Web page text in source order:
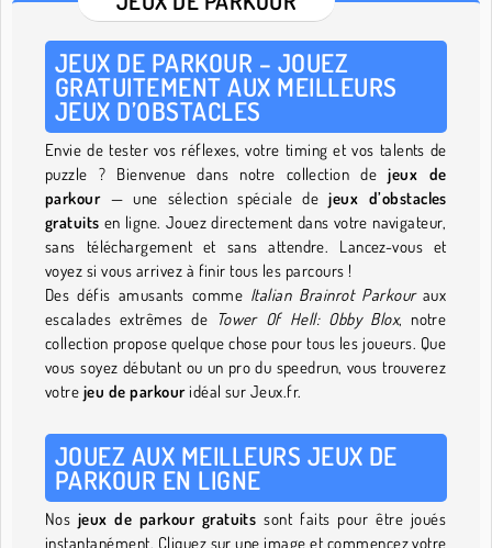
JEUX DE PARKOUR – JOUEZ
GRATUITEMENT AUX MEILLEURS
JEUX D’OBSTACLES
Envie de tester vos réflexes, votre timing et vos talents de
puzzle ? Bienvenue dans notre collection dejeux de
parkour— une sélection spéciale dejeux d’obstacles
gratuits en ligne. Jouez directement dans votre navigateur,
sans téléchargement et sans attendre. Lancez-vous et
voyez si vous arrivez à finir tous les parcours !
Des défis amusants comme Italian Brainrot Parkouraux
escalades extrêmes de Tower Of Hell: Obby Blox, notre
collection propose quelque chose pour tous les joueurs. Que
vous soyez débutant ou un pro du speedrun, vous trouverez
votre jeu de parkouridéal sur Jeux.fr.
JOUEZ AUX MEILLEURS JEUX DE
PARKOUR EN LIGNE
Nos jeux de parkour gratuits sont faits pour être joués
instantanément. Cliquez sur une image et commencez votre